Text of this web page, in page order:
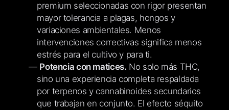
premium seleccionadas con rigor presentan
mayor tolerancia a plagas, hongos y
variaciones ambientales. Menos
intervenciones correctivas significa menos
estrés para el cultivo y para ti.
Potencia con matices. No solo más THC,
sino una experiencia completa respaldada
por terpenos y cannabinoides secundarios
que trabajan en conjunto. El efecto séquito